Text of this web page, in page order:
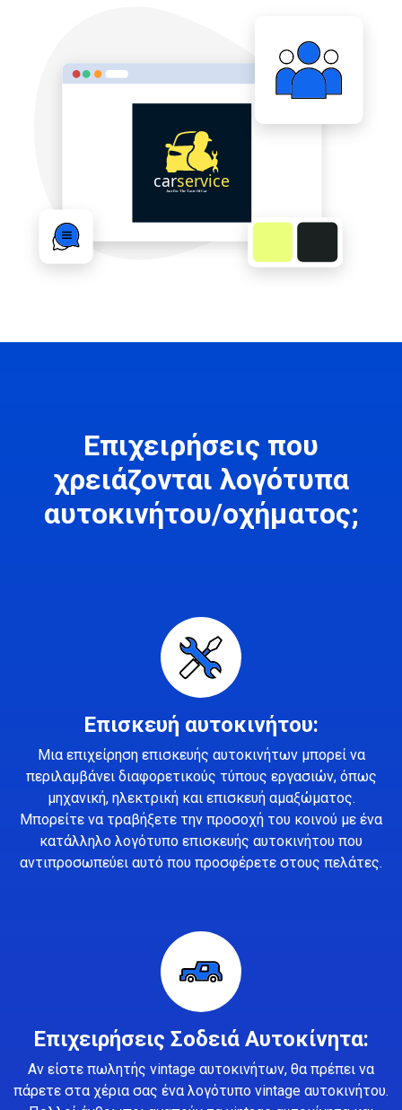
Επιχειρήσεις που
χρειάζονται λογότυπα
αυτοκινήτου/οχήματος;
Επισκευή αυτοκινήτου:
Μια επιχείρηση επισκευής αυτοκινήτων μπορεί να
περιλαμβάνει διαφορετικούς τύπους εργασιών, όπως
μηχανική, ηλεκτρική και επισκευή αμαξώματος.
Μπορείτε να τραβήξετε την προσοχή του κοινού με ένα
κατάλληλο λογότυπο επισκευής αυτοκινήτου που
αντιπροσωπεύει αυτό που προσφέρετε στους πελάτες.
Επιχειρήσεις Σοδειά Αυτοκίνητα:
Αν είστε πωλητής vintage αυτοκινήτων, θα πρέπει να
πάρετε στα χέρια σας ένα λογότυπο vintage αυτοκινήτου.